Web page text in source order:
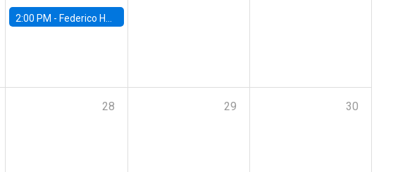
2:00 PM - Federico Huneeus - Banco Central de Chile
28 29 30